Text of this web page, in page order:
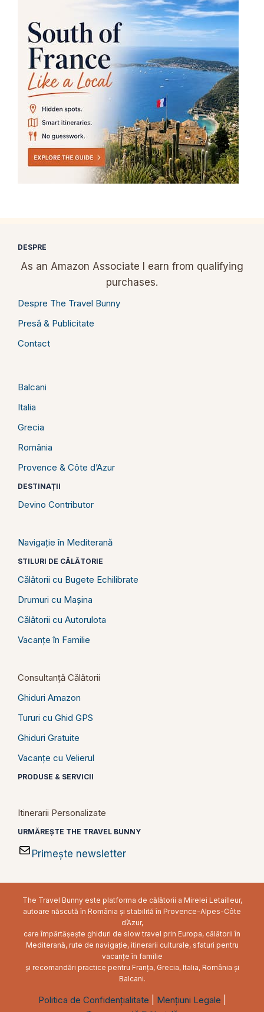
DESPRE
As an Amazon Associate I earn from qualifying
purchases.
Despre The Travel Bunny
Presă & Publicitate
Contact
Balcani
Italia
Grecia
România
Provence & Côte d’Azur
DESTINAȚII
Devino Contributor
Navigație în Mediterană
STILURI DE CĂLĂTORIE
Călătorii cu Bugete Echilibrate
Drumuri cu Mașina
Călătorii cu Autorulota
Vacanțe în Familie
Consultanță Călătorii
Ghiduri Amazon
Tururi cu Ghid GPS
Ghiduri Gratuite
Vacanțe cu Velierul
PRODUSE & SERVICII
Itinerarii Personalizate
URMĂREȘTE THE TRAVEL BUNNY
Primește newsletter
The Travel Bunny este platforma de călătorii a Mirelei Letailleur,
autoare născută în România și stabilită în Provence-Alpes-Côte
d’Azur,
care împărtășește ghiduri de slow travel prin Europa, călătorii în
Mediterană, rute de navigație, itinerarii culturale, sfaturi pentru
vacanțe în familie
și recomandări practice pentru Franța, Grecia, Italia, România și
Balcani.
Politica de Confidențialitate Mențiuni Legale